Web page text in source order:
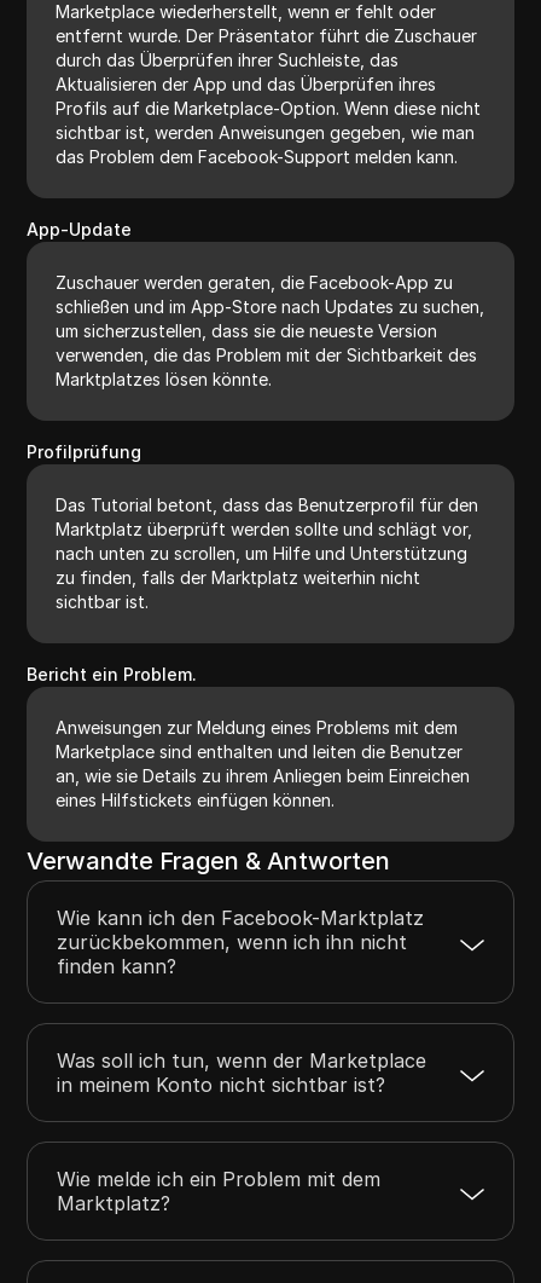
Marketplace wiederherstellt, wenn er fehlt oder
entfernt wurde. Der Präsentator führt die Zuschauer
durch das Überprüfen ihrer Suchleiste, das
Aktualisieren der App und das Überprüfen ihres
Profils auf die Marketplace-Option. Wenn diese nicht
sichtbar ist, werden Anweisungen gegeben, wie man
das Problem dem Facebook-Support melden kann.
App-Update
Zuschauer werden geraten, die Facebook-App zu
schließen und im App-Store nach Updates zu suchen,
um sicherzustellen, dass sie die neueste Version
verwenden, die das Problem mit der Sichtbarkeit des
Marktplatzes lösen könnte.
Profilprüfung
Das Tutorial betont, dass das Benutzerprofil für den
Marktplatz überprüft werden sollte und schlägt vor,
nach unten zu scrollen, um Hilfe und Unterstützung
zu finden, falls der Marktplatz weiterhin nicht
sichtbar ist.
Bericht ein Problem.
Anweisungen zur Meldung eines Problems mit dem
Marketplace sind enthalten und leiten die Benutzer
an, wie sie Details zu ihrem Anliegen beim Einreichen
eines Hilfstickets einfügen können.
Verwandte Fragen & Antworten
Wie kann ich den Facebook-Marktplatz
zurückbekommen, wenn ich ihn nicht
finden kann?
Was soll ich tun, wenn der Marketplace
in meinem Konto nicht sichtbar ist?
Wie melde ich ein Problem mit dem
Marktplatz?